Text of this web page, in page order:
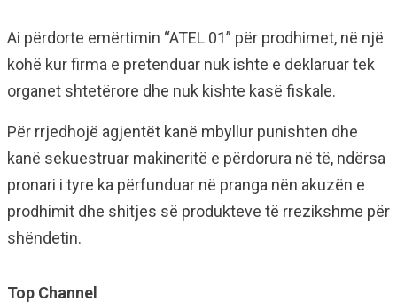
Ai përdorte emërtimin “ATEL 01” për prodhimet, në një
kohë kur firma e pretenduar nuk ishte e deklaruar tek
organet shtetërore dhe nuk kishte kasë fiskale.
Për rrjedhojë agjentët kanë mbyllur punishten dhe
kanë sekuestruar makineritë e përdorura në të, ndërsa
pronari i tyre ka përfunduar në pranga nën akuzën e
prodhimit dhe shitjes së produkteve të rrezikshme për
shëndetin.
Top Channel